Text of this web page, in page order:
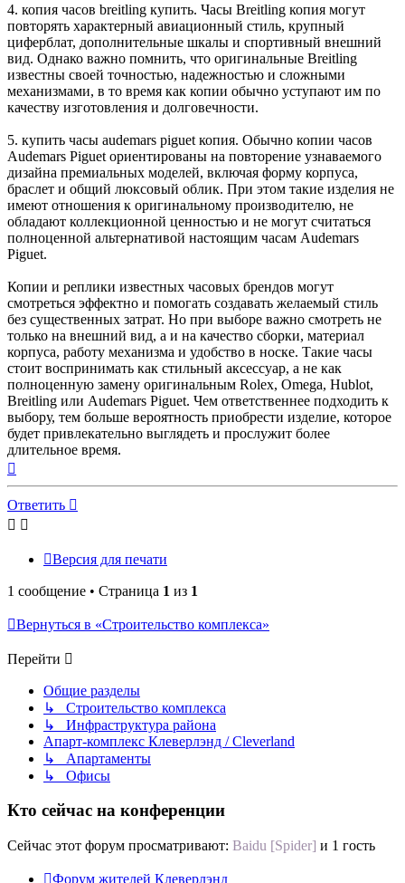
4. копия часов breitling купить. Часы Breitling копия могут
повторять характерный авиационный стиль, крупный
циферблат, дополнительные шкалы и спортивный внешний
вид. Однако важно помнить, что оригинальные Breitling
известны своей точностью, надежностью и сложными
механизмами, в то время как копии обычно уступают им по
качеству изготовления и долговечности.
5. купить часы audemars piguet копия. Обычно копии часов
Audemars Piguet ориентированы на повторение узнаваемого
дизайна премиальных моделей, включая форму корпуса,
браслет и общий люксовый облик. При этом такие изделия не
имеют отношения к оригинальному производителю, не
обладают коллекционной ценностью и не могут считаться
полноценной альтернативой настоящим часам Audemars
Piguet.
Копии и реплики известных часовых брендов могут
смотреться эффектно и помогать создавать желаемый стиль
без существенных затрат. Но при выборе важно смотреть не
только на внешний вид, а и на качество сборки, материал
корпуса, работу механизма и удобство в носке. Такие часы
стоит воспринимать как стильный аксессуар, а не как
полноценную замену оригинальным Rolex, Omega, Hublot,
Breitling или Audemars Piguet. Чем ответственнее подходить к
выбору, тем больше вероятность приобрести изделие, которое
будет привлекательно выглядеть и прослужит более
длительное время.
началу
Ответить
Версия для печати
1 сообщение • Страница 1 из 1
Вернуться в «Строительство комплекса»
Перейти
Общие разделы
↳ Строительство комплекса
↳ Инфраструктура района
Апарт-комплекс Клеверлэнд / Cleverland
↳ Апартаменты
↳ Офисы
Кто сейчас на конференции
Сейчас этот форум просматривают: Baidu [Spider] и 1 гость
Форум жителей Клеверлэнд